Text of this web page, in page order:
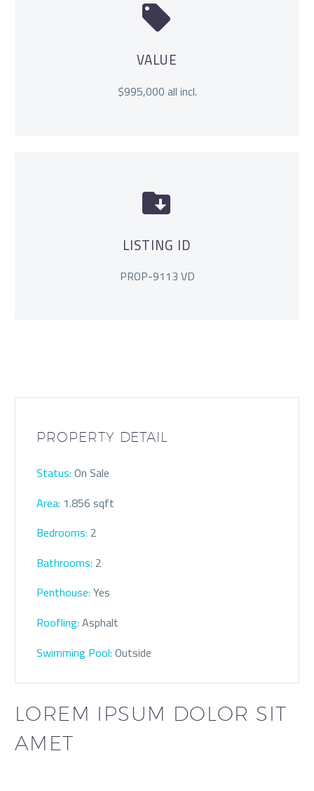


VALUE
$995,000 all incl.


LISTING ID
PROP-9113 VD
PROPERTY DETAIL
Status:On Sale
Area: 1.856 sqft
Bedrooms: 2
Bathrooms: 2
Penthouse:Yes
Roofling:Asphalt
Swimming Pool:Outside
LOREM IPSUM DOLOR SIT
AMET